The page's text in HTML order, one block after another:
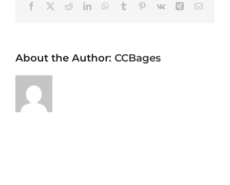
FacebookRedditLinkedInWhatsApp
TumblrPinterest
Vk XingEmail
About the Author: CCBages